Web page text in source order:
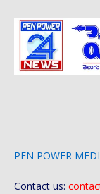
PEN POWER
Contact us: